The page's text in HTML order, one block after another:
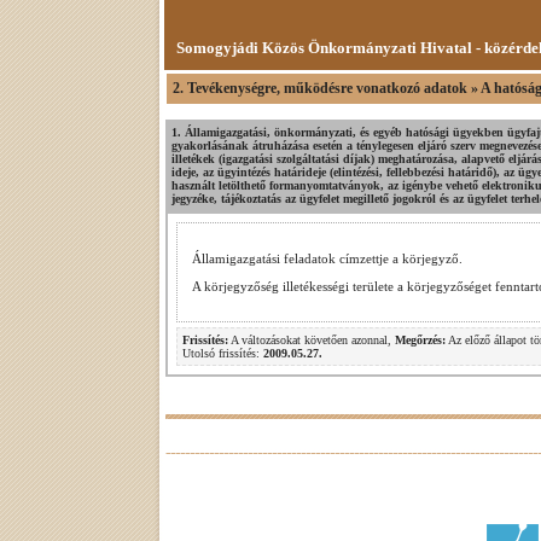
Somogyjádi Közös Önkormányzati Hivatal -
2. Tevékenységre, működésre vonatkozó adatok » A
1. Államigazgatási, önkormányzati, és egyéb hatósági ügyekben
gyakorlásának átruházása esetén a ténylegesen eljáró szerv
illetékek (igazgatási szolgáltatási díjak) meghatározása, alapvető
ideje, az ügyintézés határideje (elintézési, fellebbezési határidő), az
használt letölthető formanyomtatványok, az igénybe vehető
jegyzéke, tájékoztatás az ügyfelet megillető jogokról és az ügyfelet
Államigazgatási feladatok címzettje a körjegyző.
A körjegyzőség illetékességi területe a körjegyzőséget
Frissítés: A változásokat követően azonnal, Megőrzés: Az előző állapot
Utolsó frissítés: 2009.05.27.